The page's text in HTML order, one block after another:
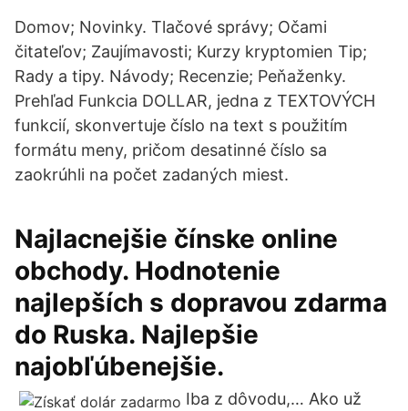
Domov; Novinky. Tlačové správy; Očami
čitateľov; Zaujímavosti; Kurzy kryptomien Tip;
Rady a tipy. Návody; Recenzie; Peňaženky.
Prehľad Funkcia DOLLAR, jedna z TEXTOVÝCH
funkcií, skonvertuje číslo na text s použitím
formátu meny, pričom desatinné číslo sa
zaokrúhli na počet zadaných miest.
Najlacnejšie čínske online
obchody. Hodnotenie
najlepších s dopravou zdarma
do Ruska. Najlepšie
najobľúbenejšie.
Iba z dôvodu,… Ako už